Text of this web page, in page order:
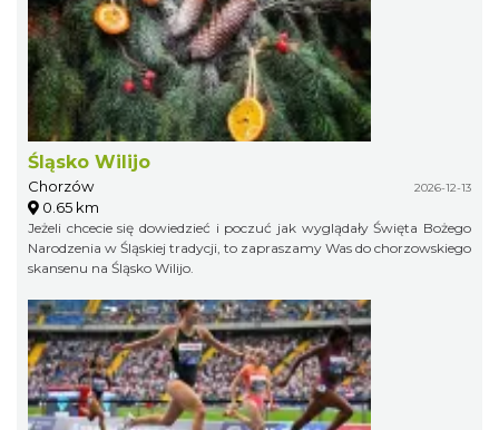
Śląsko Wilijo
Chorzów 2026-12-13
0.65 km
Jeżeli chcecie się dowiedzieć i poczuć jak wyglądały Święta Bożego
Narodzenia w Śląskiej tradycji, to zapraszamy Was do chorzowskiego
skansenu na Śląsko Wilijo.